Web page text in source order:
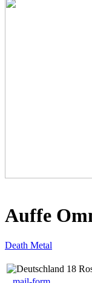
Auffe
Death Metal
18